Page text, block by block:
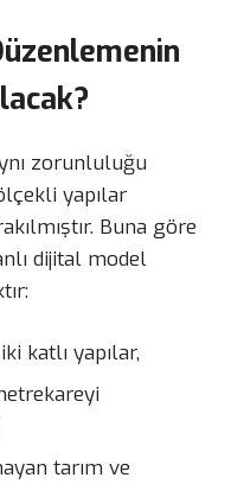
zorunluluğu
yapılar
Buna göre
dijital model
katlı yapılar,
tarım ve